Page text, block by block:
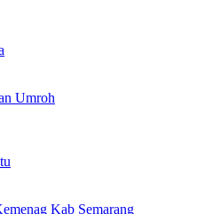
Umroh
Kab Semarang